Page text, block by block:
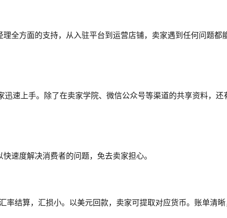
全方面的支持，从入驻平台到运营店铺，卖家遇到任何问题都
速上手。除了在卖家学院、微信公众号等渠道的共享资料，还
速度解决消费者的问题，免去卖家担心。
结算，汇损小。以美元回款，卖家可提取对应货币。账单清晰